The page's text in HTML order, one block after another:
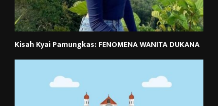
Kisah Kyai Pamungkas: FENOMENA WANITA DUKANA